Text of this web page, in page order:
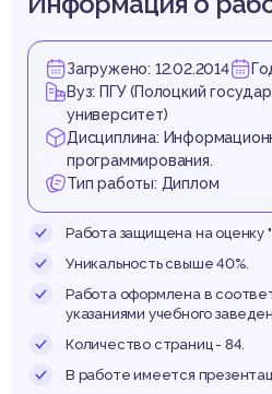
Загружено: 12.02.2014
Вуз: ПГУ (Полоцкий
университет)
Дисциплина:
программирования.
Тип работы: Диплом
Работа защищена на оценку
Уникальность свыше 40%.
Работа оформлена в
указаниями учебного
Количество страниц - 84.
В работе имеется